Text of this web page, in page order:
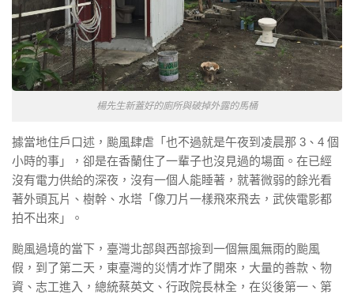
楊先生新蓋好的廁所與破掉外露的馬桶
據當地住戶口述，颱風肆虐「也不過就是午夜到凌晨那 3、4 個
小時的事」，卻是在香蘭住了一輩子也沒見過的場面。在已經
沒有電力供給的深夜，沒有一個人能睡著，就著微弱的餘光看
著外頭瓦片、樹幹、水塔「像刀片一樣飛來飛去，武俠電影都
拍不出來」。
颱風過境的當下，臺灣北部與西部撿到一個無風無雨的颱風
假，到了第二天，東臺灣的災情才炸了開來，大量的善款、物
資、志工進入，總統蔡英文、行政院長林全，在災後第一、第